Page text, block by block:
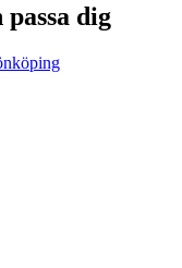
dig